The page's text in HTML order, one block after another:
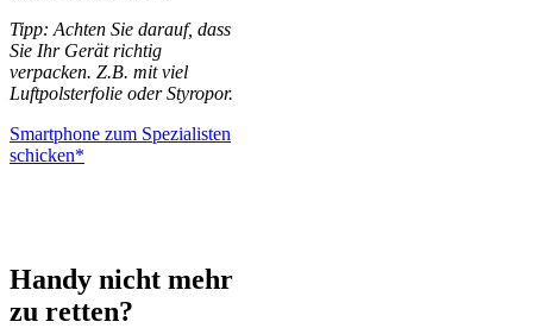
Tipp: Achten Sie darauf, dass
Sie Ihr Gerät richtig
verpacken. Z.B. mit viel
Luftpolsterfolie oder Styropor.
Smartphone zum Spezialisten
schicken*
Handy nicht mehr
zu retten?